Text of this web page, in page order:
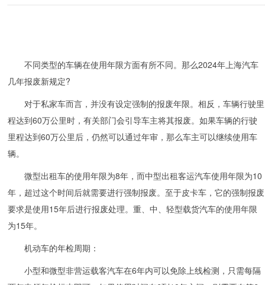
不同类型的车辆在使用年限方面有所不同。那么2024年上海汽车
几年报废新规定?
对于私家车而言，并没有设定强制的报废年限。相反，车辆行驶里
程达到60万公里时，有关部门会引导车主将其报废。如果车辆的行驶
里程达到60万公里后，仍然可以通过年审，那么车主可以继续使用车
辆。
微型出租车的使用年限为8年，而中型出租客运汽车使用年限为10
年，超过这个时间后就需要进行强制报废。至于皮卡车，它的强制报废
要求是使用15年后进行报废处理。重、中、轻型载货汽车的使用年限
为15年。
机动车的年检周期：
小型和微型非营运载客汽车在6年内可以免除上线检测，只需每隔